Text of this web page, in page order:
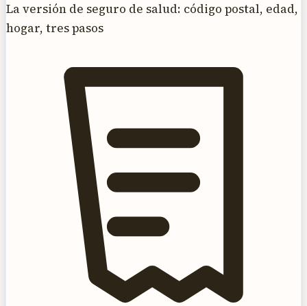
La versión de seguro de salud: código postal, edad,
hogar, tres pasos